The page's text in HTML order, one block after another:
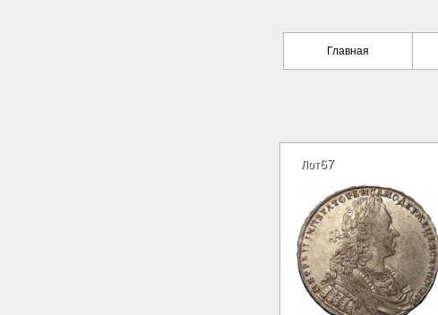
Главная
Лот67